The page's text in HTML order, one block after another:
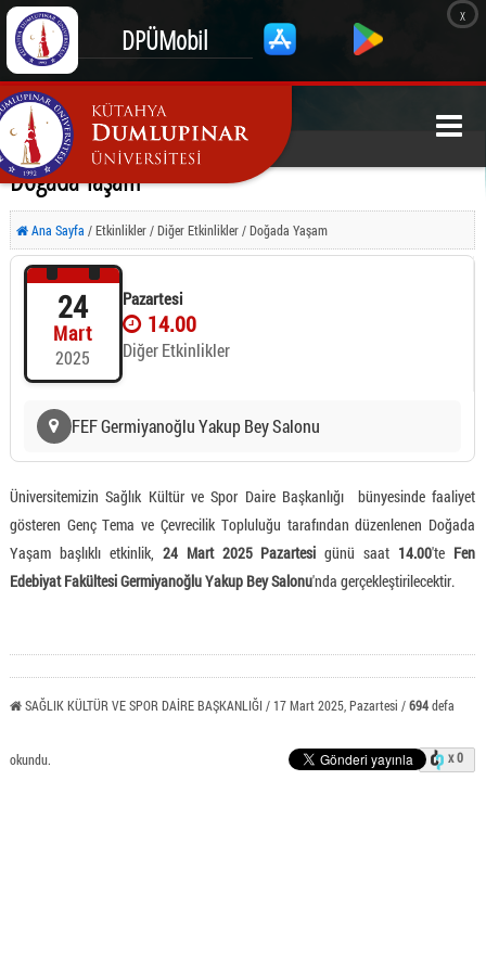
DPÜMobil
x
Doğada Yaşam
Ana Sayfa / Etkinlikler / Diğer Etkinlikler / Doğada Yaşam
24
Mart
2025
Pazartesi
14.00
Diğer Etkinlikler
FEF Germiyanoğlu Yakup Bey Salonu
Üniversitemizin Sağlık Kültür ve Spor Daire Başkanlığı bünyesinde faaliyet
gösteren Genç Tema ve Çevrecilik Topluluğu tarafından düzenlenen Doğada
Yaşam başlıklı etkinlik, 24 Mart 2025 Pazartesi günü saat 14.00'te Fen
Edebiyat Fakültesi Germiyanoğlu Yakup Bey Salonu'nda gerçekleştirilecektir.
SAĞLIK KÜLTÜR VE SPOR DAİRE BAŞKANLIĞI / 17 Mart 2025, Pazartesi /694defa
okundu. x 0